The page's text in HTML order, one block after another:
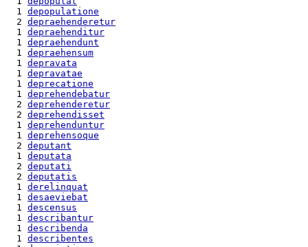
  1
depopulatione
  2
depraehenderetur
  1
depraehenditur
  1
depraehendunt
  1
depraehensum
  1
depravata
  1
depravatae
  1
deprecatione
  1
deprehendebatur
  2
deprehenderetur
  2
deprehendisset
  1
deprehenduntur
  1
deprehensoque
  2
deputant
  1
deputata
  2
deputati
  2
deputatis
  1
derelinquat
  1
desaeviebat
  1
descensus
  1
describantur
  1
describenda
  1
describentes